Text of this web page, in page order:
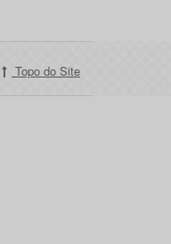
Topo do Site